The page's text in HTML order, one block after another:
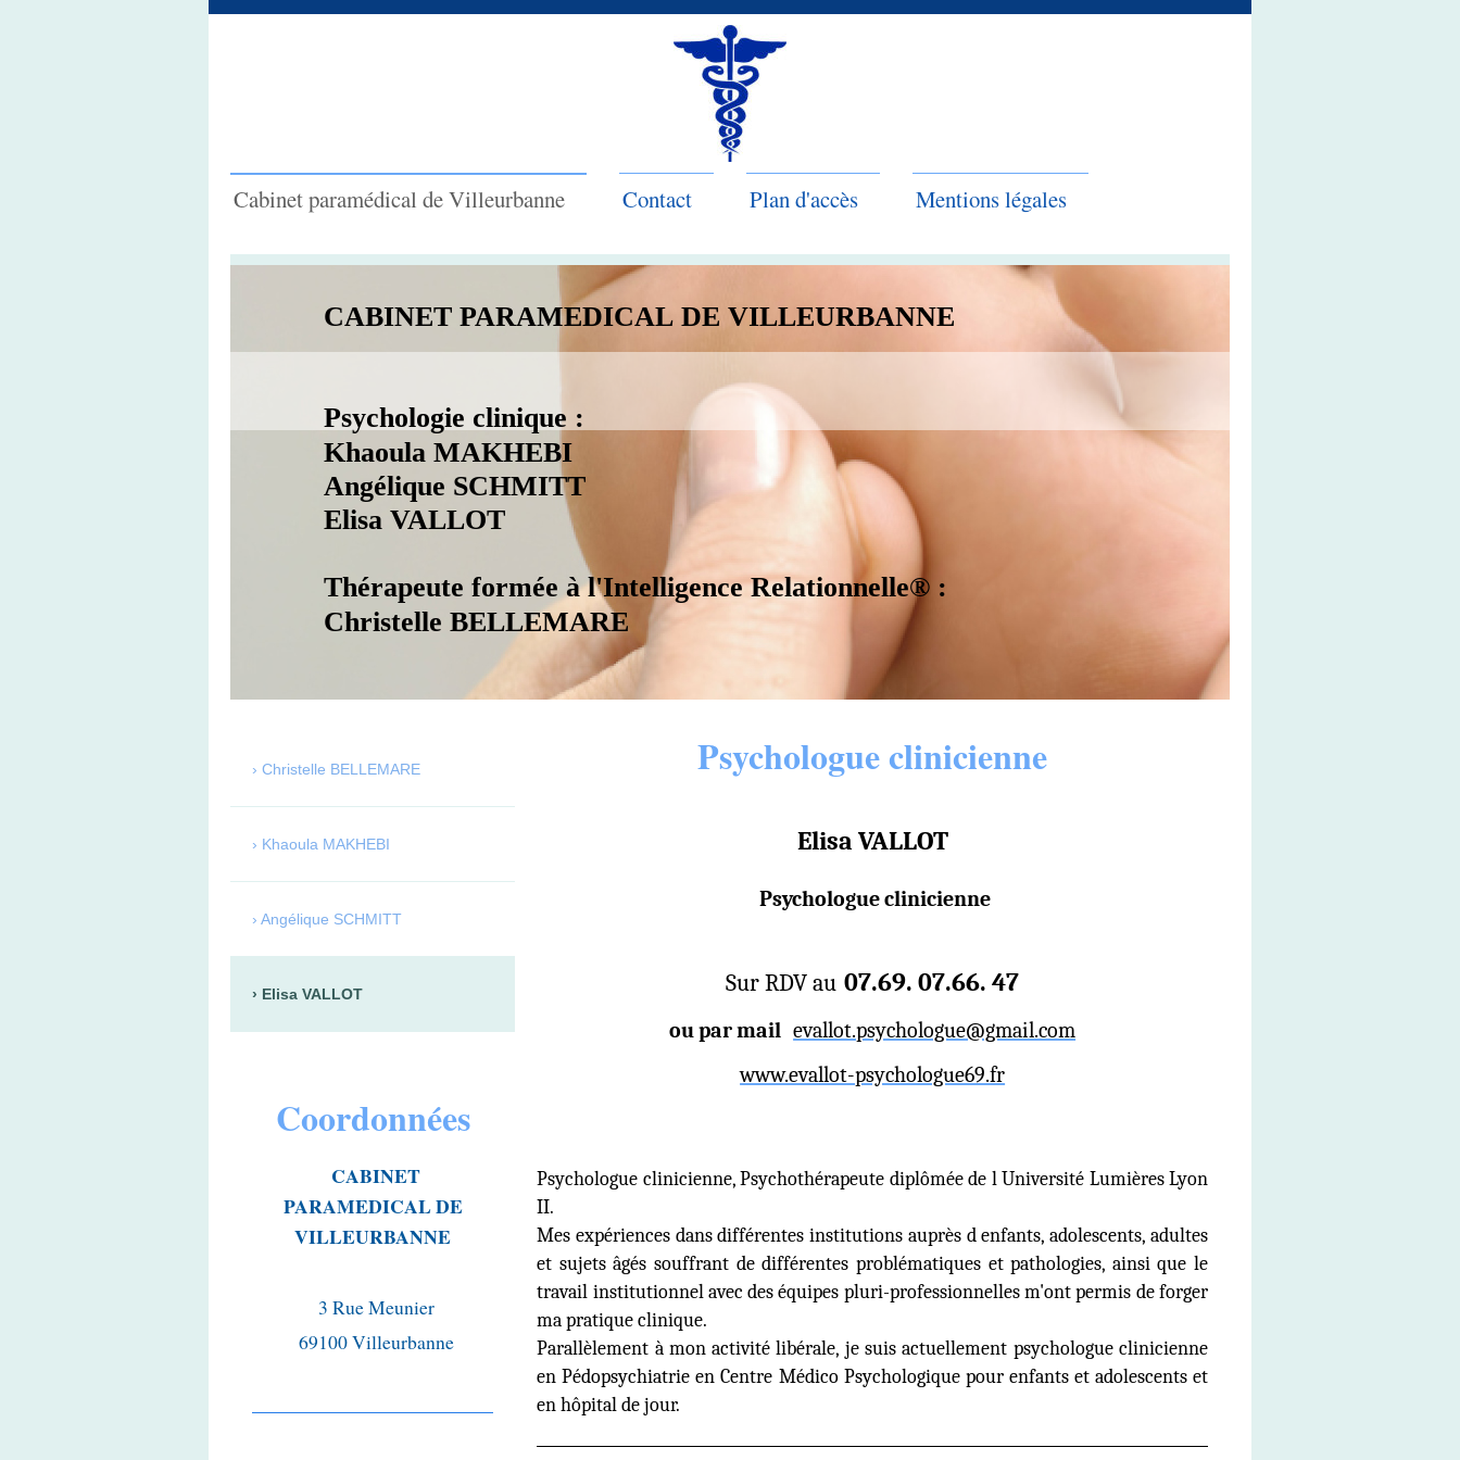
Cabinet paramédical de Villeurbanne Contact Plan d'accès Mentions légales
CABINET PARAMEDICAL DE VILLEURBANNE
Psychologie clinique :
Khaoula MAKHEBI
Angélique SCHMITT
Elisa VALLOT
Thérapeute formée à l'Intelligence Relationnelle® :
Christelle BELLEMARE
Psychologue clinicienne
Elisa VALLOT
Psychologue clinicienne
Sur RDV au 07.69. 07.66. 47
ou par mail evallot.psychologue@gmail.com
www.evallot-psychologue69.fr
Psychologue clinicienne, Psychothérapeute diplômée de l Université Lumières Lyon
II.
Mes expériences dans différentes institutions auprès d enfants, adolescents, adultes
et sujets âgés souffrant de différentes problématiques et pathologies, ainsi que le
travail institutionnel avec des équipes pluri-professionnelles m'ont permis de forger
ma pratique clinique.
Parallèlement à mon activité libérale, je suis actuellement psychologue clinicienne
en Pédopsychiatrie en Centre Médico Psychologique pour enfants et adolescents et
en hôpital de jour.
Christelle BELLEMARE
Khaoula MAKHEBI
Angélique SCHMITT
Elisa VALLOT
Coordonnées
CABINET
PARAMEDICAL DE
VILLEURBANNE
3 Rue Meunier
69100 Villeurbanne